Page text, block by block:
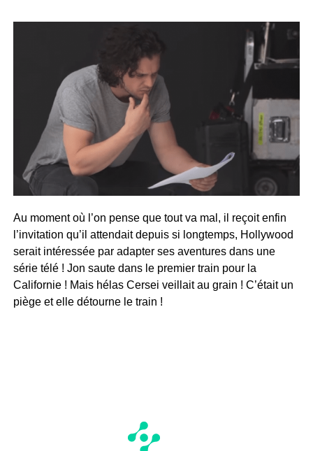
Au moment où l’on pense que tout va mal, il reçoit enfin
l’invitation qu’il attendait depuis si longtemps, Hollywood
serait intéressée par adapter ses aventures dans une
série télé ! Jon saute dans le premier train pour la
Californie ! Mais hélas Cersei veillait au grain ! C’était un
piège et elle détourne le train !